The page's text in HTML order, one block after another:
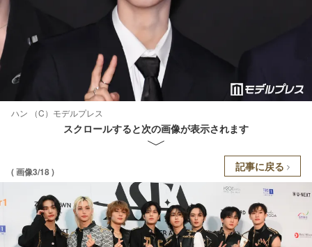
ハン （C）モデルプレス
スクロールすると次の画像が表示されます
( 画像3/18 ) 記事に戻る